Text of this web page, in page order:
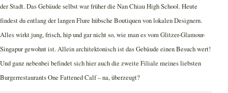
der Stadt. Das Gebäude selbst war früher die Nan Chiau High School. Heute
findest du entlang der langen Flure hübsche Boutiquen von lokalen Designern.
Alles wirkt jung, frisch, hip und gar nicht so, wie man es vom Glitzer-Glamour-
Singapur gewohnt ist. Allein architektonisch ist das Gebäude einen Besuch wert!
Und ganz nebenbei befindet sich hier auch die zweite Filiale meines liebsten
Burgerrestaurants One Fattened Calf – na, überzeugt?